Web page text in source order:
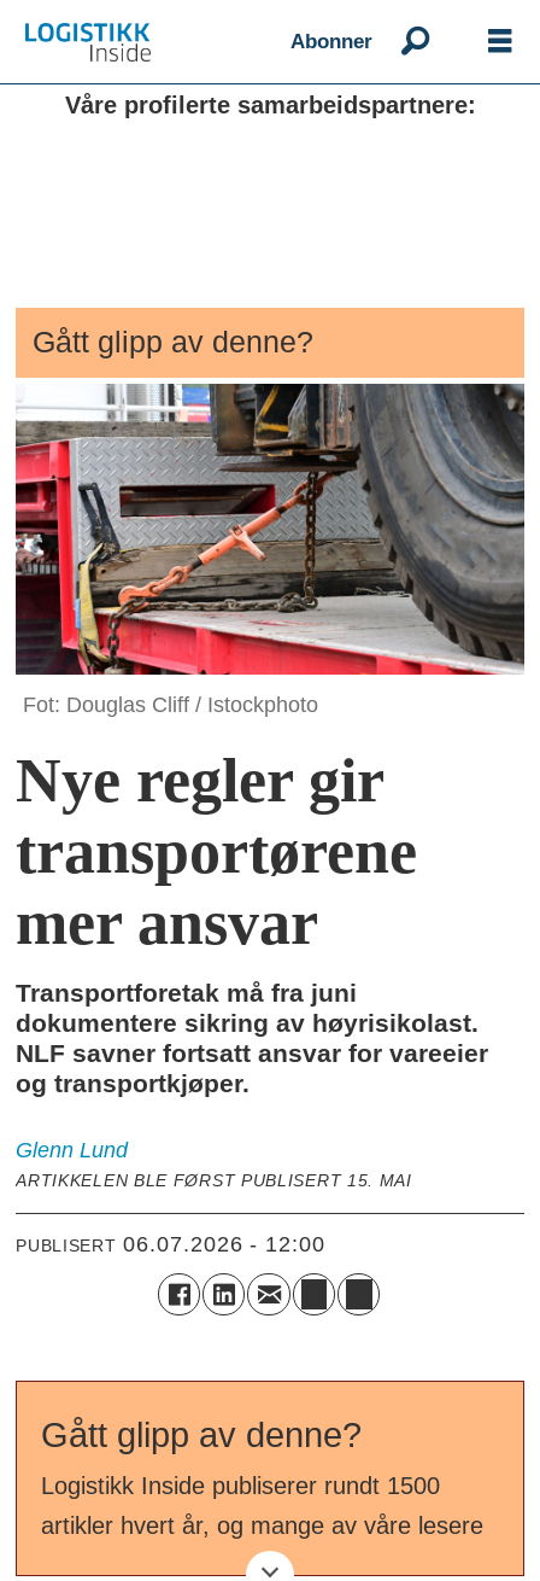
Abonner
Våre profilerte samarbeidspartnere:
Gått glipp av denne?
Fot: Douglas Cliff / Istockphoto
Nye regler gir
transportørene
mer ansvar
Transportforetak må fra juni
dokumentere sikring av høyrisikolast.
NLF savner fortsatt ansvar for vareeier
og transportkjøper.
Glenn Lund
ARTIKKELEN BLE FØRST PUBLISERT 15. MAI
PUBLISERT 06.07.2026 - 12:00
Gått glipp av denne?
Logistikk Inside publiserer rundt 1500
artikler hvert år, og mange av våre lesere
får ikke med seg alt ved første publisering.